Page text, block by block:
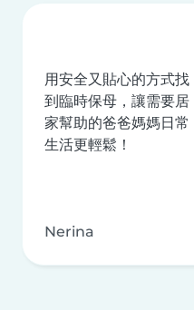
用安全又貼心的方式找
到臨時保母，讓需要居
家幫助的爸爸媽媽日常
生活更輕鬆！
Nerina